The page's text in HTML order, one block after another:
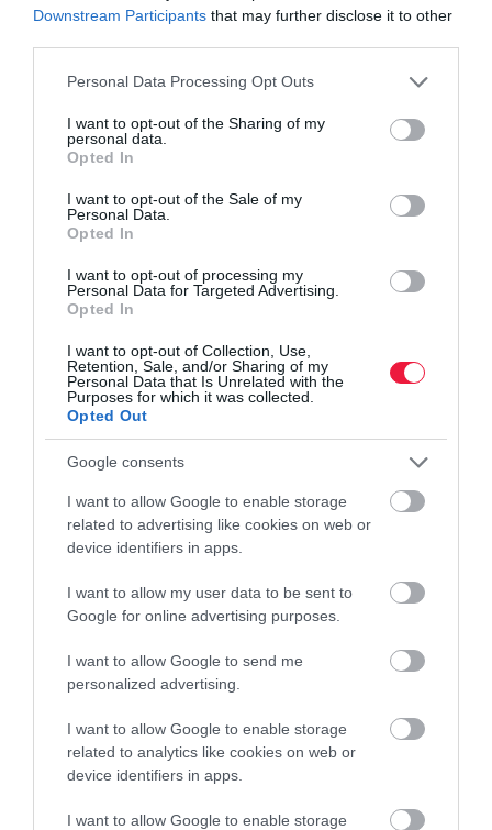
Downstream Participants that may further disclose it to other
Please note that this website/app uses one or more Google
not limited to your visit or usage behaviour. You may click to
grant or deny consent to Google and its third-party tags to
use your data for below specified purposes in below Google
consent section.
Personal Data Processing Opt Outs
I want to opt-out of the Sharing of my
personal data.
Opted In
I want to opt-out of the Sale of my
Personal Data.
Opted In
I want to opt-out of processing my
Personal Data for Targeted Advertising.
Opted In
I want to opt-out of Collection, Use,
Retention, Sale, and/or Sharing of my
Personal Data that Is Unrelated with the
Purposes for which it was collected.
Opted Out
Google consents
I want to allow Google to enable storage
related to advertising like cookies on web or
device identifiers in apps.
I want to allow my user data to be sent to
Google for online advertising purposes.
I want to allow Google to send me
personalized advertising.
I want to allow Google to enable storage
related to analytics like cookies on web or
device identifiers in apps.
I want to allow Google to enable storage
Kilenc év után visszatér, de kissé átalakul ez a
új kínai SUV
Ezek a kínai autók a magyar vásárlók kedvencei
elektromos autó autó új autó geely